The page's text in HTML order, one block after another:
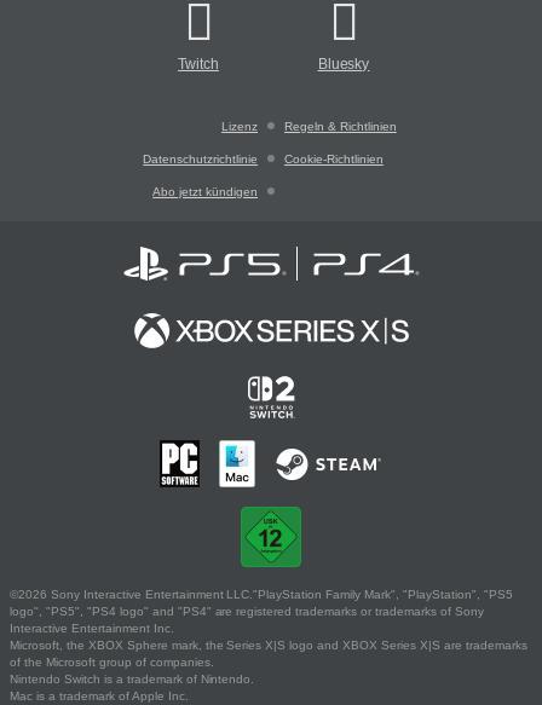
Twitch Bluesky
Lizenz Regeln & Richtlinien
Datenschutzrichtlinie Cookie-Richtlinien
Abo jetzt kündigen
©2026 Sony Interactive Entertainment LLC."PlayStation Family Mark", "PlayStation", "PS5
logo", "PS5", "PS4 logo" and "PS4" are registered trademarks or trademarks of Sony
Interactive Entertainment Inc.
Microsoft, the XBOX Sphere mark, the Series X|S logo and XBOX Series X|S are trademarks
of the Microsoft group of companies.
Nintendo Switch is a trademark of Nintendo.
Mac is a trademark of Apple Inc.